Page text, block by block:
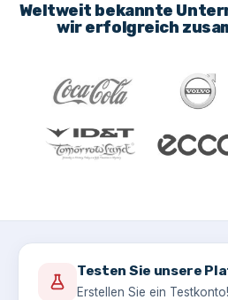
Weltweit bekannte
wir erfolgreich
Testen Sie unsere
Erstellen Sie ein Testkonto!